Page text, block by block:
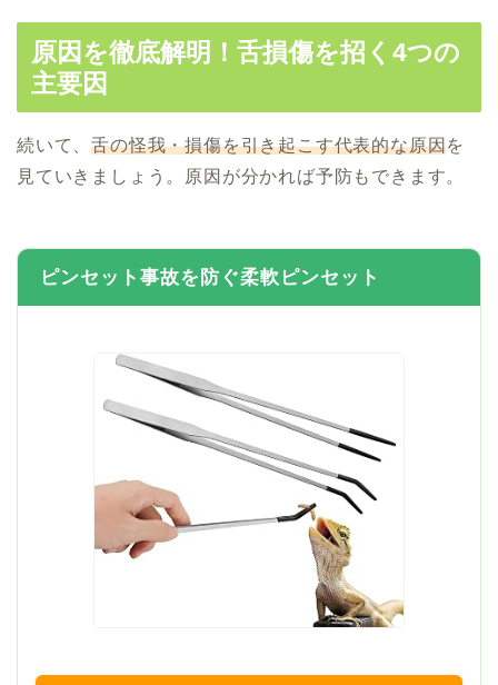
原因を徹底解明！舌損傷を招く4つの
主要因
続いて、舌の怪我・損傷を引き起こす代表的な原因を
見ていきましょう。原因が分かれば予防もできます。
ピンセット事故を防ぐ柔軟ピンセット